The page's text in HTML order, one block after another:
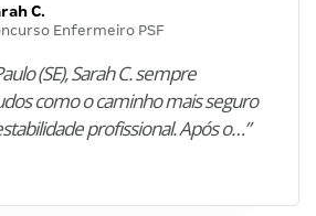
C.
Enfermeiro PSF
(SE), Sarah C. sempre
como o caminho mais seguro
profissional. Após o…”